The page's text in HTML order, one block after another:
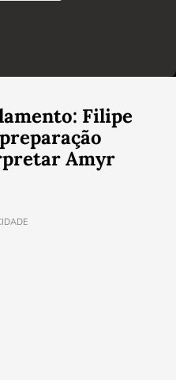
Filipe
Amyr